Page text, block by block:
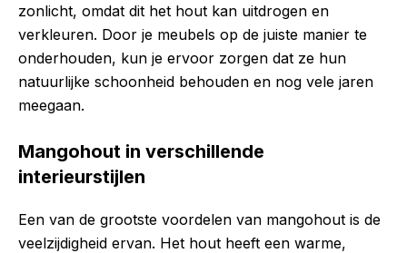
zonlicht, omdat dit het hout kan uitdrogen en
verkleuren. Door je meubels op de juiste manier te
onderhouden, kun je ervoor zorgen dat ze hun
natuurlijke schoonheid behouden en nog vele jaren
meegaan.
Mangohout in verschillende
interieurstijlen
Een van de grootste voordelen van mangohout is de
veelzijdigheid ervan. Het hout heeft een warme,